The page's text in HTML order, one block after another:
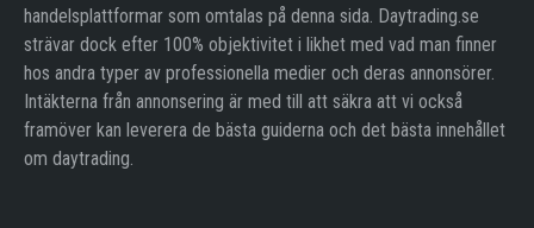
handelsplattformar som omtalas på denna sida. Daytrading.se
strävar dock efter 100% objektivitet i likhet med vad man finner
hos andra typer av professionella medier och deras annonsörer.
Intäkterna från annonsering är med till att säkra att vi också
framöver kan leverera de bästa guiderna och det bästa innehållet
om daytrading.